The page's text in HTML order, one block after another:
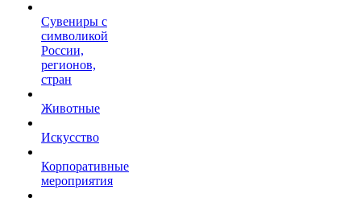
Сувениры с
символикой
России,
регионов,
стран
Животные
Искусство
Корпоративные
мероприятия